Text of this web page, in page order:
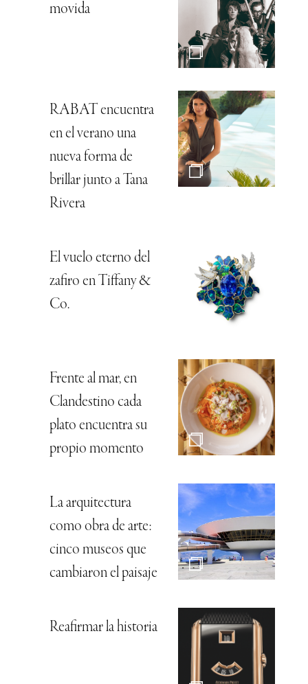
movida
RABAT encuentra
en el verano una
nueva forma de
brillar junto a Tana
Rivera
El vuelo eterno del
zafiro en Tiffany &
Co.
Frente al mar, en
Clandestino cada
plato encuentra su
propio momento
La arquitectura
como obra de arte:
cinco museos que
cambiaron el paisaje
Reafirmar la historia